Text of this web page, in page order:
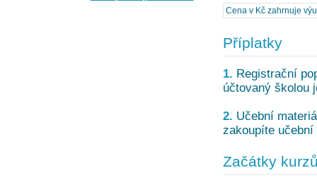
Cena v Kč zahrnuje
Příplatky
1. Registrační
účtovaný školou
2. Učební
zakoupíte
Začátky